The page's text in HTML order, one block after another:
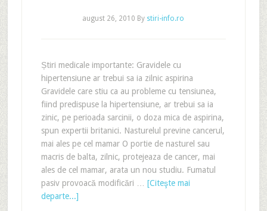
august 26, 2010 By stiri-info.ro
Știri medicale importante: Gravidele cu
hipertensiune ar trebui sa ia zilnic aspirina
Gravidele care stiu ca au probleme cu tensiunea,
fiind predispuse la hipertensiune, ar trebui sa ia
zinic, pe perioada sarcinii, o doza mica de aspirina,
spun expertii britanici. Nasturelul previne cancerul,
mai ales pe cel mamar O portie de nasturel sau
macris de balta, zilnic, protejeaza de cancer, mai
ales de cel mamar, arata un nou studiu. Fumatul
pasiv provoacă modificări … [Citeşte mai
departe...]